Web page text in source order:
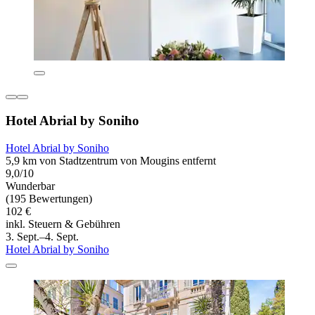
Hotel Abrial by Soniho
Hotel Abrial by Soniho
5,9 km von Stadtzentrum von Mougins entfernt
9,0/10
Wunderbar
(195 Bewertungen)
102 €
inkl. Steuern & Gebühren
3. Sept.–4. Sept.
Hotel Abrial by Soniho